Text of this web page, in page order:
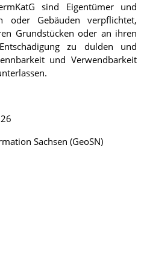
sind Eigentümer und
oder Gebäuden verpflichtet,
Grundstücken oder an ihren
zu dulden und
und Verwendbarkeit
Sachsen (GeoSN)